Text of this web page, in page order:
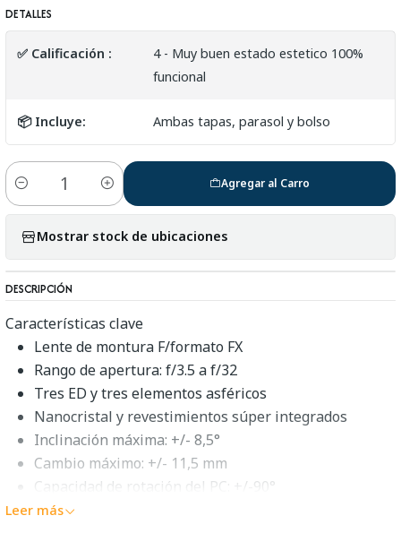
DETALLES
✅ Calificación :
4 - Muy buen estado estetico 100%
funcional
📦 Incluye: Ambas tapas, parasol y bolso
Cantidad
Agregar al Carro
Mostrar stock de ubicaciones
DESCRIPCIÓN
Características clave
Lente de montura F/formato FX
Rango de apertura: f/3.5 a f/32
Tres ED y tres elementos asféricos
Nanocristal y revestimientos súper integrados
Inclinación máxima: +/- 8,5°
Cambio máximo: +/- 11,5 mm
Capacidad de rotación del PC: +/-90°
Sistema de corrección de alcance cercano
Leer más